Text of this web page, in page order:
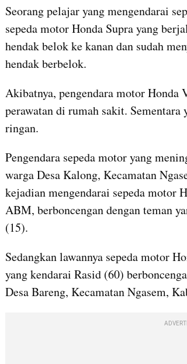
Seorang pelajar yang mengendarai
sepeda motor Honda Supra yang
hendak belok ke kanan dan sudah
hendak berbelok.
Akibatnya, pengendara motor Honda
perawatan di rumah sakit.
ringan.
Pengendara sepeda motor yang
warga Desa Kalong, Kecamatan
kejadian mengendarai sepeda motor
ABM, berboncengan dengan teman
(15).
Sedangkan lawannya sepeda motor
yang kendarai Rasid (60)
Desa Bareng, Kecamatan Ngasem,